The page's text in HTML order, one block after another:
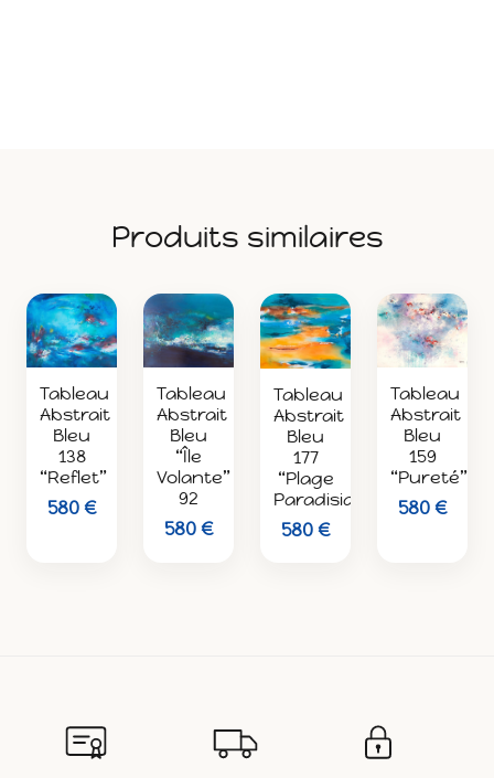
Produits similaires
Tableau
Abstrait
Bleu
138
“Reflet”
580 €
Tableau
Abstrait
Bleu
“Île
Volante”
92
580 €
Tableau
Abstrait
Bleu
177
“Plage
Paradisiaque”
580 €
Tableau
Abstrait
Bleu
159
“Pureté”
580 €